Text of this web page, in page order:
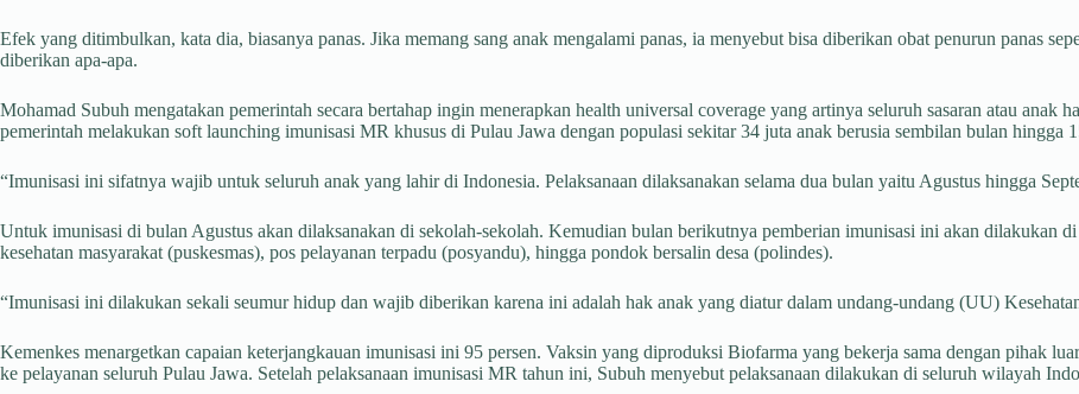
Efek yang ditimbulkan, kata dia, biasanya panas. Jika memang sang anak mengalami panas, ia menyebut bisa diberikan obat penurun panas
diberikan apa-apa.
Mohamad Subuh mengatakan pemerintah secara bertahap ingin menerapkan health universal coverage yang artinya seluruh sasaran atau anak
pemerintah melakukan soft launching imunisasi MR khusus di Pulau Jawa dengan populasi sekitar 34 juta anak berusia sembilan bulan hingga
“Imunisasi ini sifatnya wajib untuk seluruh anak yang lahir di Indonesia. Pelaksanaan dilaksanakan selama dua bulan yaitu Agustus hingga
Untuk imunisasi di bulan Agustus akan dilaksanakan di sekolah-sekolah. Kemudian bulan berikutnya pemberian imunisasi ini akan dilakukan di
kesehatan masyarakat (puskesmas), pos pelayanan terpadu (posyandu), hingga pondok bersalin desa (polindes).
“Imunisasi ini dilakukan sekali seumur hidup dan wajib diberikan karena ini adalah hak anak yang diatur dalam undang-undang (UU)
Kemenkes menargetkan capaian keterjangkauan imunisasi ini 95 persen. Vaksin yang diproduksi Biofarma yang bekerja sama dengan pihak
ke pelayanan seluruh Pulau Jawa. Setelah pelaksanaan imunisasi MR tahun ini, Subuh menyebut pelaksanaan dilakukan di seluruh wilayah